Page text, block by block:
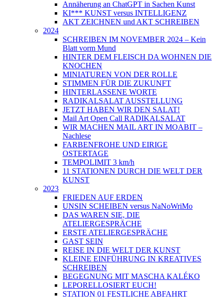
Annäherung an ChatGPT in Sachen Kunst
KI*** KUNST versus INTELLIGENZ
AKT ZEICHNEN und AKT SCHREIBEN
2024
SCHREIBEN IM NOVEMBER 2024 – Kein
Blatt vorm Mund
HINTER DEM FLEISCH DA WOHNEN DIE
KNOCHEN
MINIATUREN VON DER ROLLE
STIMMEN FÜR DIE ZUKUNFT
HINTERLASSENE WORTE
RADIKALSALAT AUSSTELLUNG
JETZT HABEN WIR DEN SALAT!
Mail Art Open Call RADIKALSALAT
WIR MACHEN MAIL ART IN MOABIT –
Nachlese
FARBENFROHE UND EIRIGE
OSTERTAGE
TEMPOLIMIT 3 km/h
11 STATIONEN DURCH DIE WELT DER
KUNST
2023
FRIEDEN AUF ERDEN
UNSIN SCHEIBEN versus NaNoWriMo
DAS WAREN SIE, DIE
ATELIERGESPRÄCHE
ERSTE ATELIERGESPRÄCHE
GAST SEIN
REISE IN DIE WELT DER KUNST
KLEINE EINFÜHRUNG IN KREATIVES
SCHREIBEN
BEGEGNUNG MIT MASCHA KALÉKO
LEPORELLOSIERT EUCH!
STATION 01 FESTLICHE ABFAHRT